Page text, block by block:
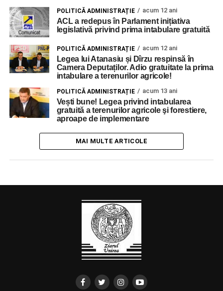
POLITICĂ ADMINISTRAȚIE acum 12 ani
ACL a redepus în Parlament inițiativa
legislativă privind prima intabulare gratuită
POLITICĂ ADMINISTRAȚIE acum 12 ani
Legea lui Atanasiu și Dîrzu respinsă în
Camera Deputaților. Adio gratuitate la prima
intabulare a terenurilor agricole!
POLITICĂ ADMINISTRAȚIE acum 13 ani
Vești bune! Legea privind intabularea
gratuită a terenurilor agricole şi forestiere,
aproape de implementare
MAI MULTE ARTICOLE